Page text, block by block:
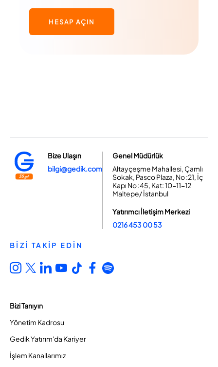
HESAP AÇIN
Bize Ulaşın
bilgi@gedik.com
Genel Müdürlük
Altayçeşme Mahallesi, Çamlı
Sokak, Pasco Plaza, No :21, İç
Kapı No :45, Kat: 10-11-12
Maltepe/ İstanbul
Yatırımcı İletişim Merkezi
0216 453 00 53
BİZİ TAKİP EDİN
Bizi Tanıyın
Yönetim Kadrosu
Gedik Yatırım'da Kariyer
İşlem Kanallarımız